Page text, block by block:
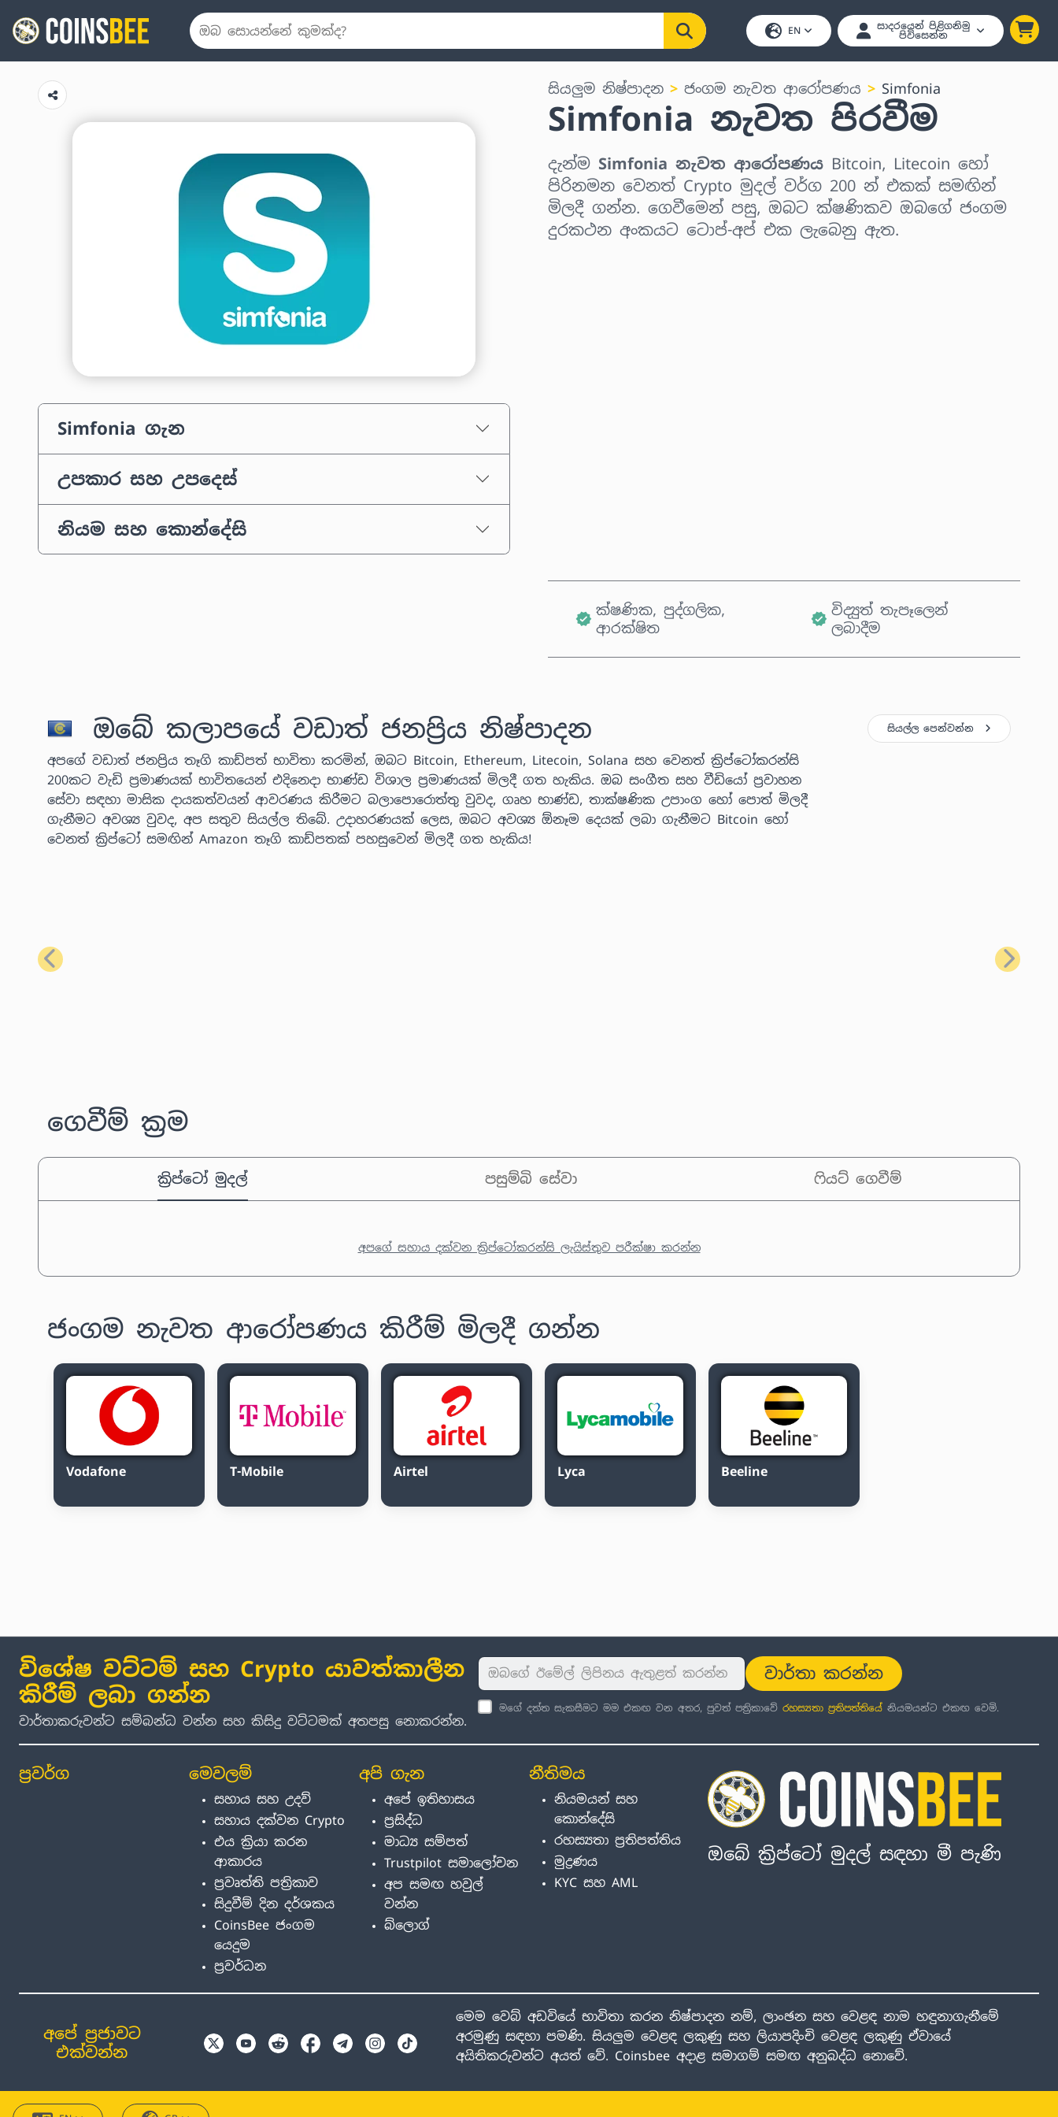
EN සාදරයෙන් පිළිගනිමු
පිවිසෙන්න
Simfonia ගැන
උපකාර සහ උපදෙස්
නියම සහ කොන්දේසි
සියලුම නිෂ්පාදන ජංගම නැවත ආරෝපණය Simfonia
Simfonia නැවත පිරවීම
දැන්ම Simfonia නැවත ආරෝපණය Bitcoin, Litecoin හෝ
පිරිනමන වෙනත් Crypto මුදල් වර්ග 200 න් එකක් සමඟින්
මිලදී ගන්න. ගෙවීමෙන් පසු, ඔබට ක්ෂණිකව ඔබගේ ජංගම
දුරකථන අංකයට ටොප්-අප් එක ලැබෙනු ඇත.
ක්ෂණික, පුද්ගලික,
ආරක්ෂිත
විද්‍යුත් තැපෑලෙන්
ලබාදීම
ඔබේ කලාපයේ වඩාත් ජනප්‍රිය නිෂ්පාදන
අපගේ වඩාත් ජනප්‍රිය තෑගි කාඩ්පත් භාවිතා කරමින්, ඔබට Bitcoin, Ethereum, Litecoin, Solana සහ වෙනත් ක්‍රිප්ටෝකරන්සි
200කට වැඩි ප්‍රමාණයක් භාවිතයෙන් එදිනෙදා භාණ්ඩ විශාල ප්‍රමාණයක් මිලදී ගත හැකිය. ඔබ සංගීත සහ වීඩියෝ ප්‍රවාහන
සේවා සඳහා මාසික දායකත්වයන් ආවරණය කිරීමට බලාපොරොත්තු වුවද, ගෘහ භාණ්ඩ, තාක්ෂණික උපාංග හෝ පොත් මිලදී
ගැනීමට අවශ්‍ය වුවද, අප සතුව සියල්ල තිබේ. උදාහරණයක් ලෙස, ඔබට අවශ්‍ය ඕනෑම දෙයක් ලබා ගැනීමට Bitcoin හෝ
වෙනත් ක්‍රිප්ටෝ සමඟින් Amazon තෑගි කාඩ්පතක් පහසුවෙන් මිලදී ගත හැකිය!
සියල්ල පෙන්වන්න
පෙර ඊළඟ
ගෙවීම් ක්‍රම
ක්‍රිප්ටෝ මුදල් පසුම්බි සේවා ෆියට් ගෙවීම්
අපගේ සහාය දක්වන ක්‍රිප්ටෝකරන්සි ලැයිස්තුව පරීක්ෂා කරන්න
ජංගම නැවත ආරෝපණය කිරීම් මිලදී ගන්න
Vodafone T-Mobile Airtel Lyca Beeline
විශේෂ වට්ටම් සහ Crypto යාවත්කාලීන
කිරීම් ලබා ගන්න
වාර්තාකරුවන්ට සම්බන්ධ වන්න සහ කිසිදු වට්ටමක් අතපසු නොකරන්න.
වාර්තා කරන්න
මගේ දත්ත සැකසීමට මම එකඟ වන අතර, පුවත් පත්‍රිකාවේ රහස්‍යතා ප්‍රතිපත්තියේ නියමයන්ට එකඟ වෙමි.
ප්‍රවර්ග මෙවලම්
සහාය සහ උදව්
සහාය දක්වන Crypto
එය ක්‍රියා කරන
ආකාරය
ප්‍රවෘත්ති පත්‍රිකාව
සිදුවීම් දින දර්ශකය
CoinsBee ජංගම
යෙදුම
ප්‍රවර්ධන
අපි ගැන
අපේ ඉතිහාසය
ප්‍රසිද්ධ
මාධ්‍ය සම්පත්
Trustpilot සමාලෝචන
අප සමඟ හවුල්
වන්න
බ්ලොග්
නීතිමය
නියමයන් සහ
කොන්දේසි
රහස්‍යතා ප්‍රතිපත්තිය
මුද්‍රණය
KYC සහ AML
ඔබේ ක්‍රිප්ටෝ මුදල් සඳහා මී පැණි
අපේ ප්‍රජාවට
එක්වන්න
මෙම වෙබ් අඩවියේ භාවිතා කරන නිෂ්පාදන නම්, ලාංඡන සහ වෙළඳ නාම හඳුනාගැනීමේ
අරමුණු සඳහා පමණි. සියලුම වෙළඳ ලකුණු සහ ලියාපදිංචි වෙළඳ ලකුණු ඒවායේ
අයිතිකරුවන්ට අයත් වේ. Coinsbee අදාළ සමාගම් සමඟ අනුබද්ධ නොවේ.